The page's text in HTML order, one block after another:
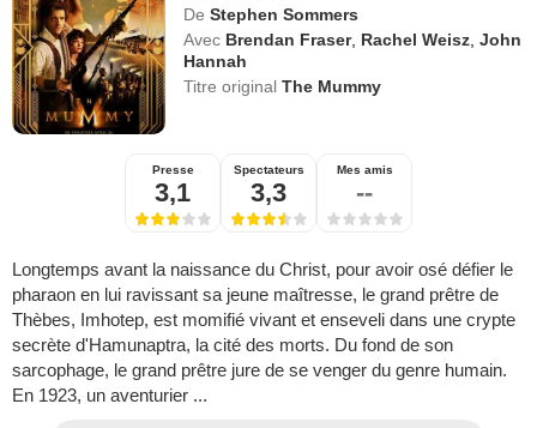
De Stephen Sommers
Avec Brendan Fraser, Rachel Weisz ,John
Hannah
Titre originalThe Mummy
Presse
3,1
Spectateurs
3,3
Mes amis
--
Longtemps avant la naissance du Christ, pour avoir osé défier le
pharaon en lui ravissant sa jeune maîtresse, le grand prêtre de
Thèbes, Imhotep, est momifié vivant et enseveli dans une crypte
secrète d'Hamunaptra, la cité des morts. Du fond de son
sarcophage, le grand prêtre jure de se venger du genre humain.
En 1923, un aventurier ...